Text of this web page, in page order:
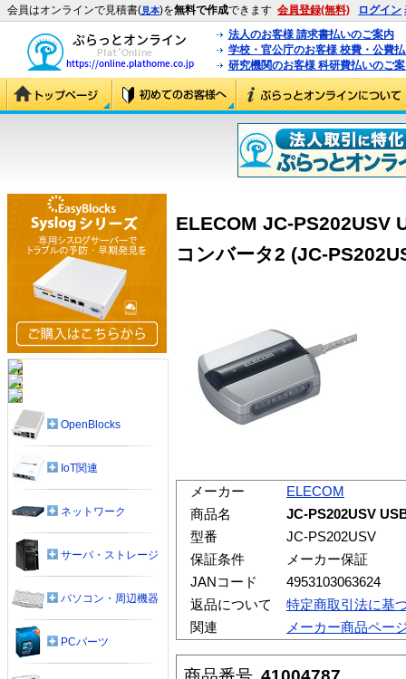
会員はオンラインで見積書(見本)を無料で作成できます 会員登録(無料) ログイン
法人のお客様 請求書払いのご案内
学校・官公庁のお客様 校費・公費
研究機関のお客様 科研費払いのご
ELECOM JC-PS202USV
コンバータ2 (JC-
メーカー
ELECOM
商品名
JC-PS202USV
型番
JC-PS202USV
保証条件
メーカー保証
JANコード
4953103063624
返品について
特定商取引法に基
関連
メーカー商品ペー
OpenBlocks
IoT関連
ネットワーク
サーバ・ストレージ
パソコン・周辺機器
PCパーツ